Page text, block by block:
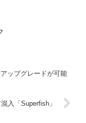
ップグレードが可能
入「Superfish」